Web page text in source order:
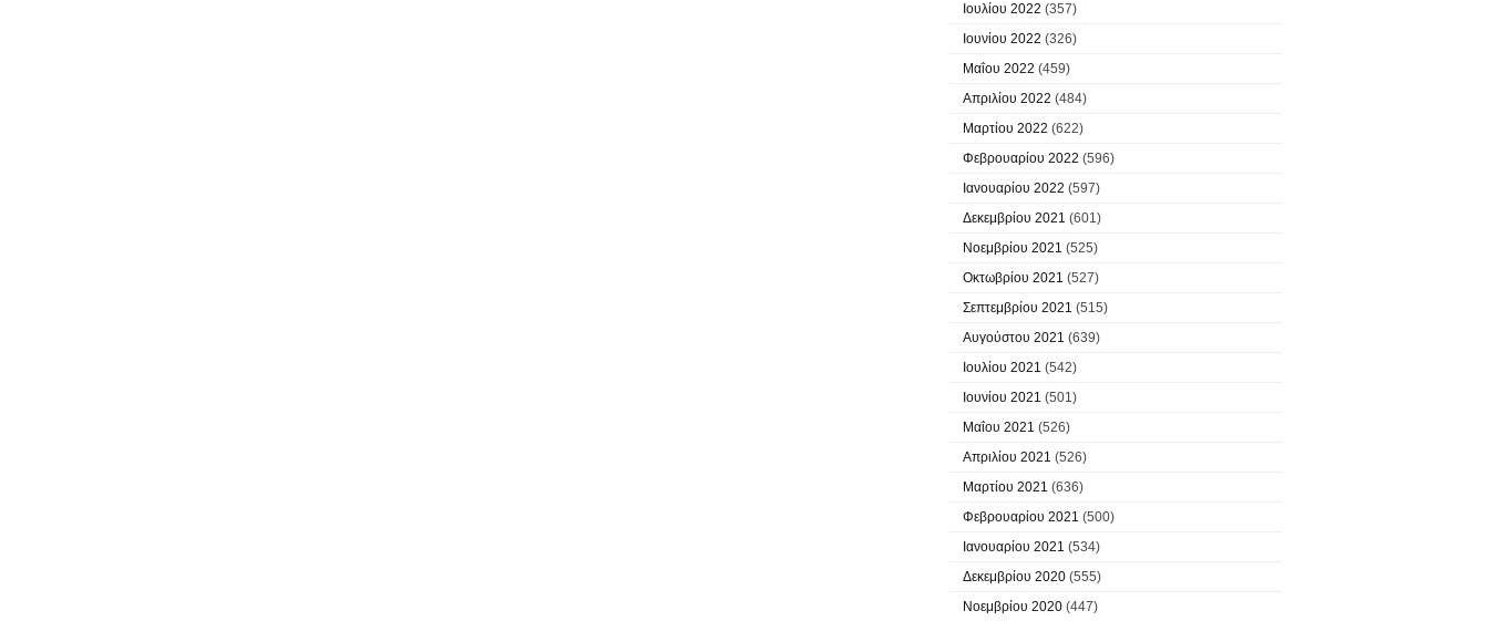
Ιουλίου 2022 (357)
Ιουνίου 2022 (326)
Μαΐου 2022 (459)
Απριλίου 2022 (484)
Μαρτίου 2022 (622)
Φεβρουαρίου 2022 (596)
Ιανουαρίου 2022 (597)
Δεκεμβρίου 2021 (601)
Νοεμβρίου 2021 (525)
Οκτωβρίου 2021 (527)
Σεπτεμβρίου 2021 (515)
Αυγούστου 2021 (639)
Ιουλίου 2021 (542)
Ιουνίου 2021 (501)
Μαΐου 2021 (526)
Απριλίου 2021 (526)
Μαρτίου 2021 (636)
Φεβρουαρίου 2021 (500)
Ιανουαρίου 2021 (534)
Δεκεμβρίου 2020 (555)
Νοεμβρίου 2020 (447)